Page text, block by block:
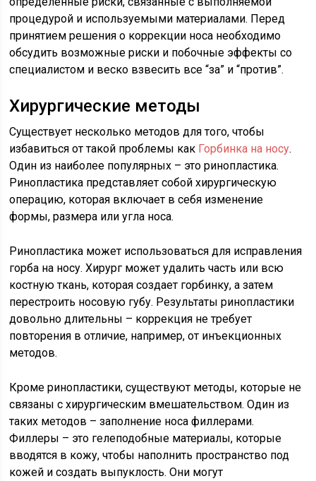
процедурой и используемыми материалами. Перед
принятием решения о коррекции носа необходимо
обсудить возможные риски и побочные эффекты со
специалистом и веско взвесить все “за” и “против”.
Хирургические методы
Существует несколько методов для того, чтобы
избавиться от такой проблемы как Горбинка на носу.
Один из наиболее популярных – это ринопластика.
Ринопластика представляет собой хирургическую
операцию, которая включает в себя изменение
формы, размера или угла носа.
Ринопластика может использоваться для исправления
горба на носу. Хирург может удалить часть или всю
костную ткань, которая создает горбинку, а затем
перестроить носовую губу. Результаты ринопластики
довольно длительны – коррекция не требует
повторения в отличие, например, от инъекционных
методов.
Кроме ринопластики, существуют методы, которые не
связаны с хирургическим вмешательством. Один из
таких методов – заполнение носа филлерами.
Филлеры – это гелеподобные материалы, которые
вводятся в кожу, чтобы наполнить пространство под
кожей и создать выпуклость. Они могут